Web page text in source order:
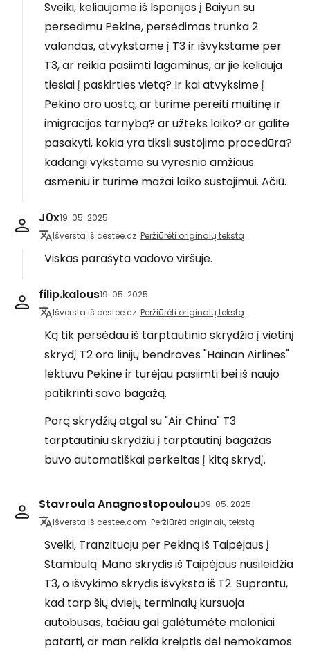
Sveiki, keliaujame iš Ispanijos į Baiyun su
persėdimu Pekine, persėdimas trunka 2
valandas, atvykstame į T3 ir išvykstame per
T3, ar reikia pasiimti lagaminus, ar jie keliauja
tiesiai į paskirties vietą? Ir kai atvyksime į
Pekino oro uostą, ar turime pereiti muitinę ir
imigracijos tarnybą? ar užteks laiko? ar galite
pasakyti, kokia yra tiksli sustojimo procedūra?
kadangi vykstame su vyresnio amžiaus
asmeniu ir turime mažai laiko sustojimui. Ačiū.
J0x19. 05. 2025
Išversta iš cestee.cz Peržiūrėti originalų tekstą
Viskas parašyta vadovo viršuje.
filip.kalous19. 05. 2025
Išversta iš cestee.cz Peržiūrėti originalų tekstą
Ką tik persėdau iš tarptautinio skrydžio į vietinį
skrydį T2 oro linijų bendrovės "Hainan Airlines"
lėktuvu Pekine ir turėjau pasiimti bei iš naujo
patikrinti savo bagažą.
Porą skrydžių atgal su "Air China" T3
tarptautiniu skrydžiu į tarptautinį bagažas
buvo automatiškai perkeltas į kitą skrydį.
Stavroula Anagnostopoulou09. 05. 2025
Išversta iš cestee.com Peržiūrėti originalų tekstą
Sveiki, Tranzituoju per Pekiną iš Taipėjaus į
Stambulą. Mano skrydis iš Taipėjaus nusileidžia
T3, o išvykimo skrydis išvyksta iš T2. Suprantu,
kad tarp šių dviejų terminalų kursuoja
autobusas, tačiau gal galėtumėte maloniai
patarti, ar man reikia kreiptis dėl nemokamos